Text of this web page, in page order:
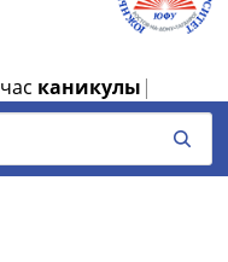
каникулы |